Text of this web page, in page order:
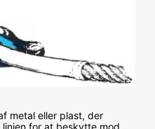
metal eller plast, der
for at beskytte mod